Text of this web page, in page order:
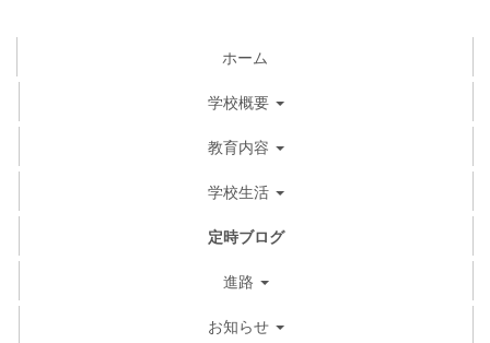
ホーム
学校概要
教育内容
学校生活
定時ブログ
進路
お知らせ